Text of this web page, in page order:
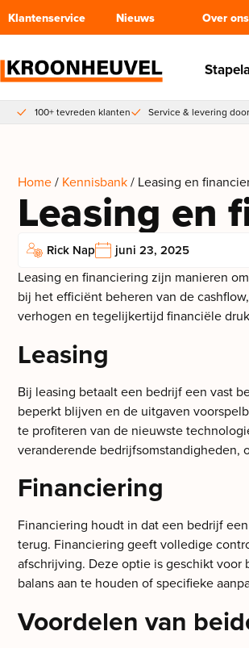
Klantenservice Nieuws Over ons
100+ tevreden klanten Service & levering
Home/ Kennisbank/ Leasing en
Leasing en
Rick Nap juni 23, 2025
Leasing en financiering zijn manieren
bij het efficiënt beheren van de
verhogen en tegelijkertijd financiële
Leasing
Bij leasing betaalt een bedrijf een vast
beperkt blijven en de uitgaven
te profiteren van de nieuwste
veranderende bedrijfsomstandigheden,
Financiering
Financiering houdt in dat een bedrijf
terug. Financiering geeft volledige
afschrijving. Deze optie is geschikt
balans aan te houden of specifieke
Voordelen van